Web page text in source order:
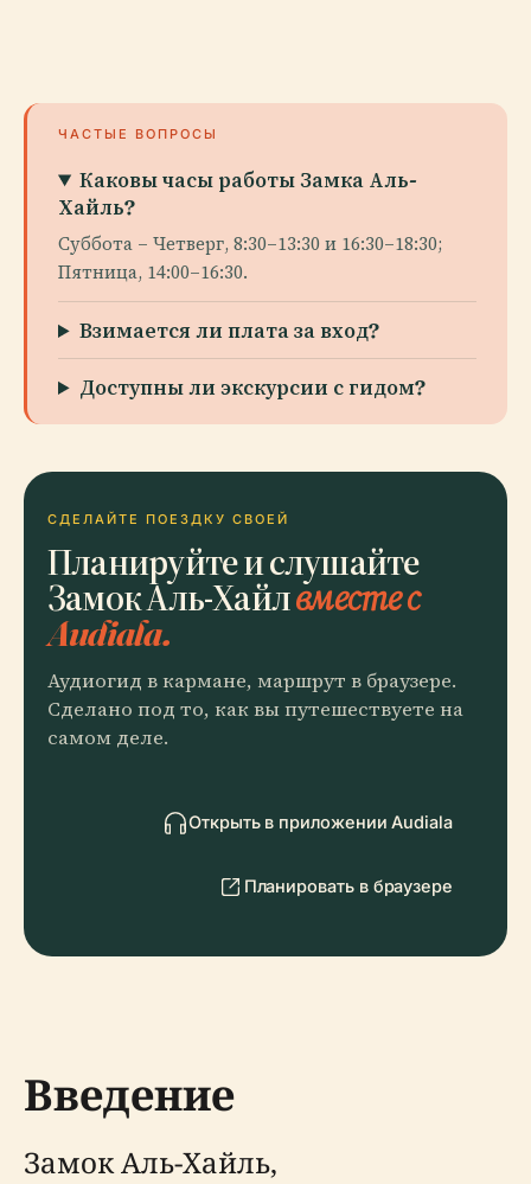
ЧАСТЫЕ ВОПРОСЫ
Каковы часы работы Замка Аль-
Хайль?
Суббота – Четверг, 8:30–13:30 и 16:30–18:30;
Пятница, 14:00–16:30.
Взимается ли плата за вход?
Доступны ли экскурсии с гидом?
СДЕЛАЙТЕ ПОЕЗДКУ СВОЕЙ
Планируйте и слушайте
Замок Аль-Хайлвместе с
Audiala.
Аудиогид в кармане, маршрут в браузере.
Сделано под то, как вы путешествуете на
самом деле.
Открыть в приложении Audiala
Планировать в браузере
Введение
Замок Аль-Хайль,